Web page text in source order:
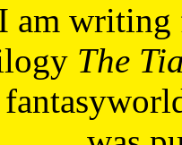
am writing
The